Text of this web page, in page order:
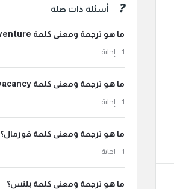
أسئلة ذات صلة
ما هو ترجمة ومعنى كلمة joint venture بالعربي؟
‫1 إجابة
ما هو ترجمة ومعنى كلمة vacancy معنى؟
‫1 إجابة
ما هو ترجمة ومعنى كلمة فورمال؟
‫1 إجابة
ما هو ترجمة ومعنى كلمة بلنس؟